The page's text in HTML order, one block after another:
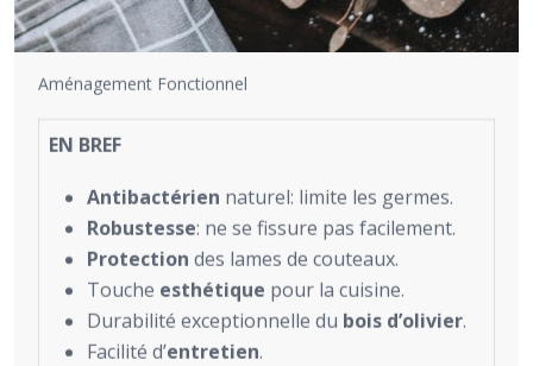
Aménagement Fonctionnel
EN BREF
Antibactérien naturel: limite les germes.
Robustesse: ne se fissure pas facilement.
Protection des lames de couteaux.
Touche esthétique pour la cuisine.
Durabilité exceptionnelle du bois d’olivier.
Facilité d’entretien.